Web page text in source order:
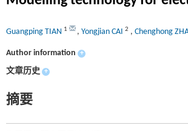
Guangping TIAN 1 , Yongjian CAI 2 , Chenghong
Author information +
文章历史 +
摘要